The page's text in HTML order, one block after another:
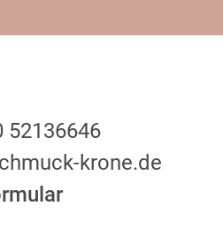
52136646
krone.de